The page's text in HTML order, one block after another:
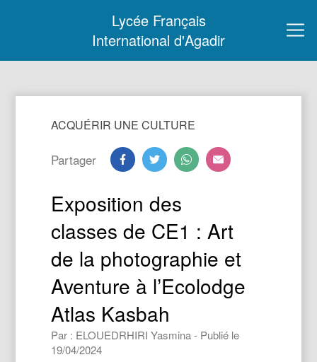
Lycée Français
International d'Agadir
ACQUÉRIR UNE CULTURE
Partager
Exposition des
classes de CE1 : Art
de la photographie et
Aventure à l’Ecolodge
Atlas Kasbah
Par : ELOUEDRHIRI Yasmina - Publié le
19/04/2024